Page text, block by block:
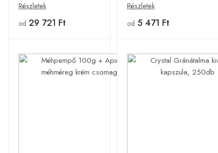
Részletek
od 29 721 Ft
Részletek
od 5 471 Ft